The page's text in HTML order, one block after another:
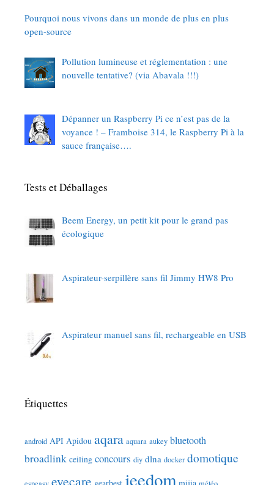
Pourquoi nous vivons dans un monde de plus en plus
open-source
Pollution lumineuse et réglementation : une
nouvelle tentative? (via Abavala !!!)
Dépanner un Raspberry Pi ce n’est pas de la
voyance ! – Framboise 314, le Raspberry Pi à la
sauce française….
Tests et Déballages
Beem Energy, un petit kit pour le grand pas
écologique
Aspirateur-serpillère sans fil Jimmy HW8 Pro
Aspirateur manuel sans fil, rechargeable en USB
Étiquettes
android API Apidou aqara aquara aukey bluetooth
broadlink ceiling concours diy dlna docker domotique
espeasy eyecare gearbest jeedom mijia météo